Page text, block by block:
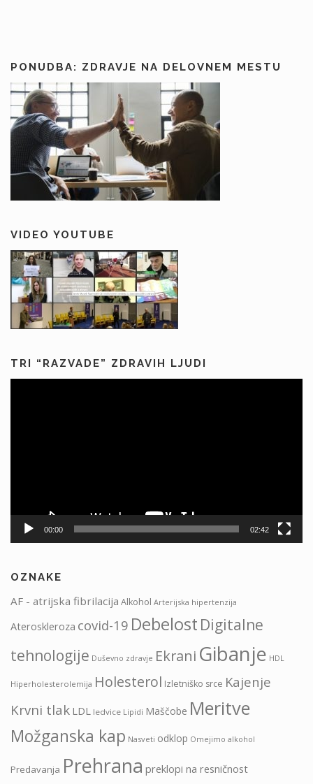
PONUDBA: ZDRAVJE NA DELOVNEM MESTU
VIDEO YOUTUBE
TRI “RAZVADE” ZDRAVIH LJUDI
00:00 02:42
OZNAKE
AF - atrijska fibrilacija Alkohol Arterijska hipertenzija
Ateroskleroza covid-19 Debelost Digitalne
tehnologije Duševno zdravje Ekrani Gibanje HDL
Hiperholesterolemija Holesterol Izletniško srce Kajenje
Krvni tlak LDL ledvice Lipidi Maščobe Meritve
Možganska kap Nasveti odklop Omejimo alkohol
Predavanja Prehrana preklopi na resničnost